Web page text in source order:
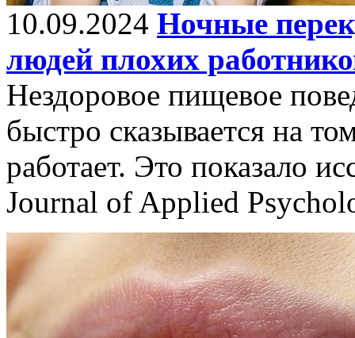
10.09.2024 Ночные
людей плохих
Нездоровое пищевое
быстро сказывается на
работает. Это показало
Journal of Applied